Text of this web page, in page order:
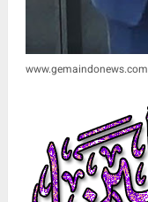
www.gemaindonews.com